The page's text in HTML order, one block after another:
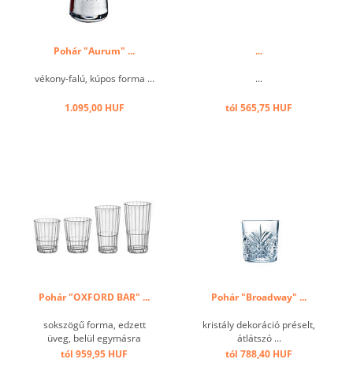
Pohár "Aurum" ...
vékony-falú, kúpos forma ...
1.095,00 HUF
...
...
tól 565,75 HUF
Pohár "OXFORD BAR" ...
sokszögű forma, edzett
üveg, belül egymásra
rakható ...
tól 959,95 HUF
Pohár "Broadway" ...
kristály dekoráció préselt,
átlátszó ...
tól 788,40 HUF